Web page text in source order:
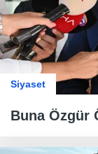
Siyaset
Buna Özgür